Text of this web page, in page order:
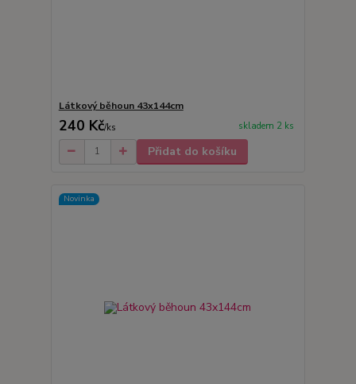
Látkový běhoun 43x144cm
240 Kč/ks skladem 2 ks
Přidat do košíku
Novinka